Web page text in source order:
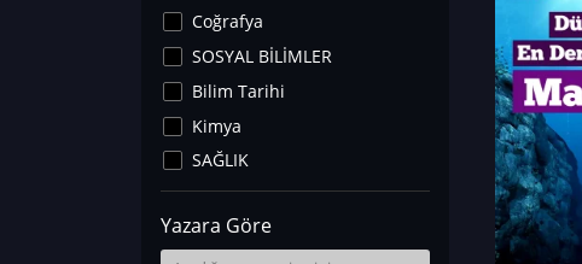
Coğrafya
SOSYAL BİLİMLER
Bilim Tarihi
Kimya
SAĞLIK
Sanat Tarihi
Fizik
Yazara Göre